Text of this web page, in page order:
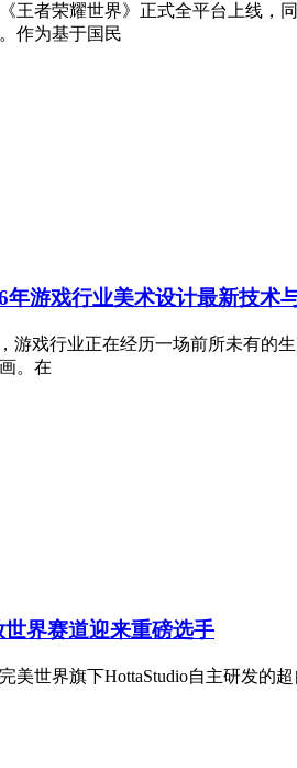
王者荣耀世界》正式全平台上线，
作为基于国民
游戏行业美术设计最新技术
游戏行业正在经历一场前所未有的
。在
界赛道迎来重磅选手
美世界旗下HottaStudio自主研发的